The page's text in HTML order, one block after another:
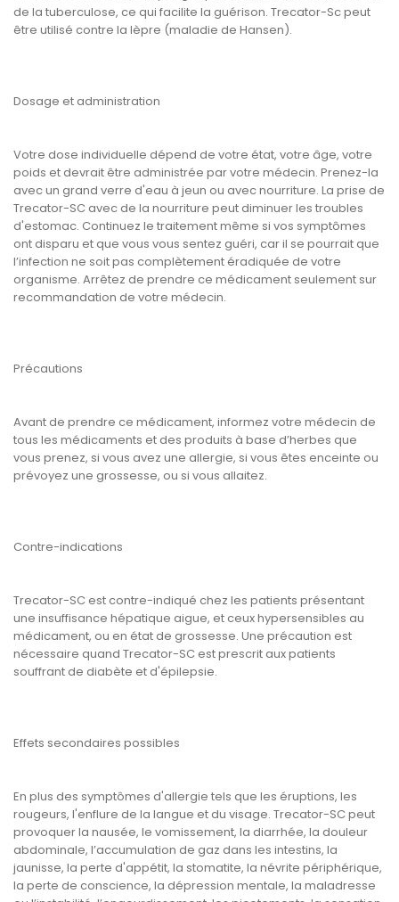
de la tuberculose, ce qui facilite la guérison. Trecator-Sc peut
être utilisé contre la lèpre (maladie de Hansen).
Dosage et administration
Votre dose individuelle dépend de votre état, votre âge, votre
poids et devrait être administrée par votre médecin. Prenez-la
avec un grand verre d'eau à jeun ou avec nourriture. La prise de
Trecator-SC avec de la nourriture peut diminuer les troubles
d'estomac. Continuez le traitement même si vos symptômes
ont disparu et que vous vous sentez guéri, car il se pourrait que
l’infection ne soit pas complètement éradiquée de votre
organisme. Arrêtez de prendre ce médicament seulement sur
recommandation de votre médecin.
Précautions
Avant de prendre ce médicament, informez votre médecin de
tous les médicaments et des produits à base d’herbes que
vous prenez, si vous avez une allergie, si vous êtes enceinte ou
prévoyez une grossesse, ou si vous allaitez.
Contre-indications
Trecator-SC est contre-indiqué chez les patients présentant
une insuffisance hépatique aigue, et ceux hypersensibles au
médicament, ou en état de grossesse. Une précaution est
nécessaire quand Trecator-SC est prescrit aux patients
souffrant de diabète et d'épilepsie.
Effets secondaires possibles
En plus des symptômes d'allergie tels que les éruptions, les
rougeurs, l'enflure de la langue et du visage. Trecator-SC peut
provoquer la nausée, le vomissement, la diarrhée, la douleur
abdominale, l’accumulation de gaz dans les intestins, la
jaunisse, la perte d'appétit, la stomatite, la névrite périphérique,
la perte de conscience, la dépression mentale, la maladresse